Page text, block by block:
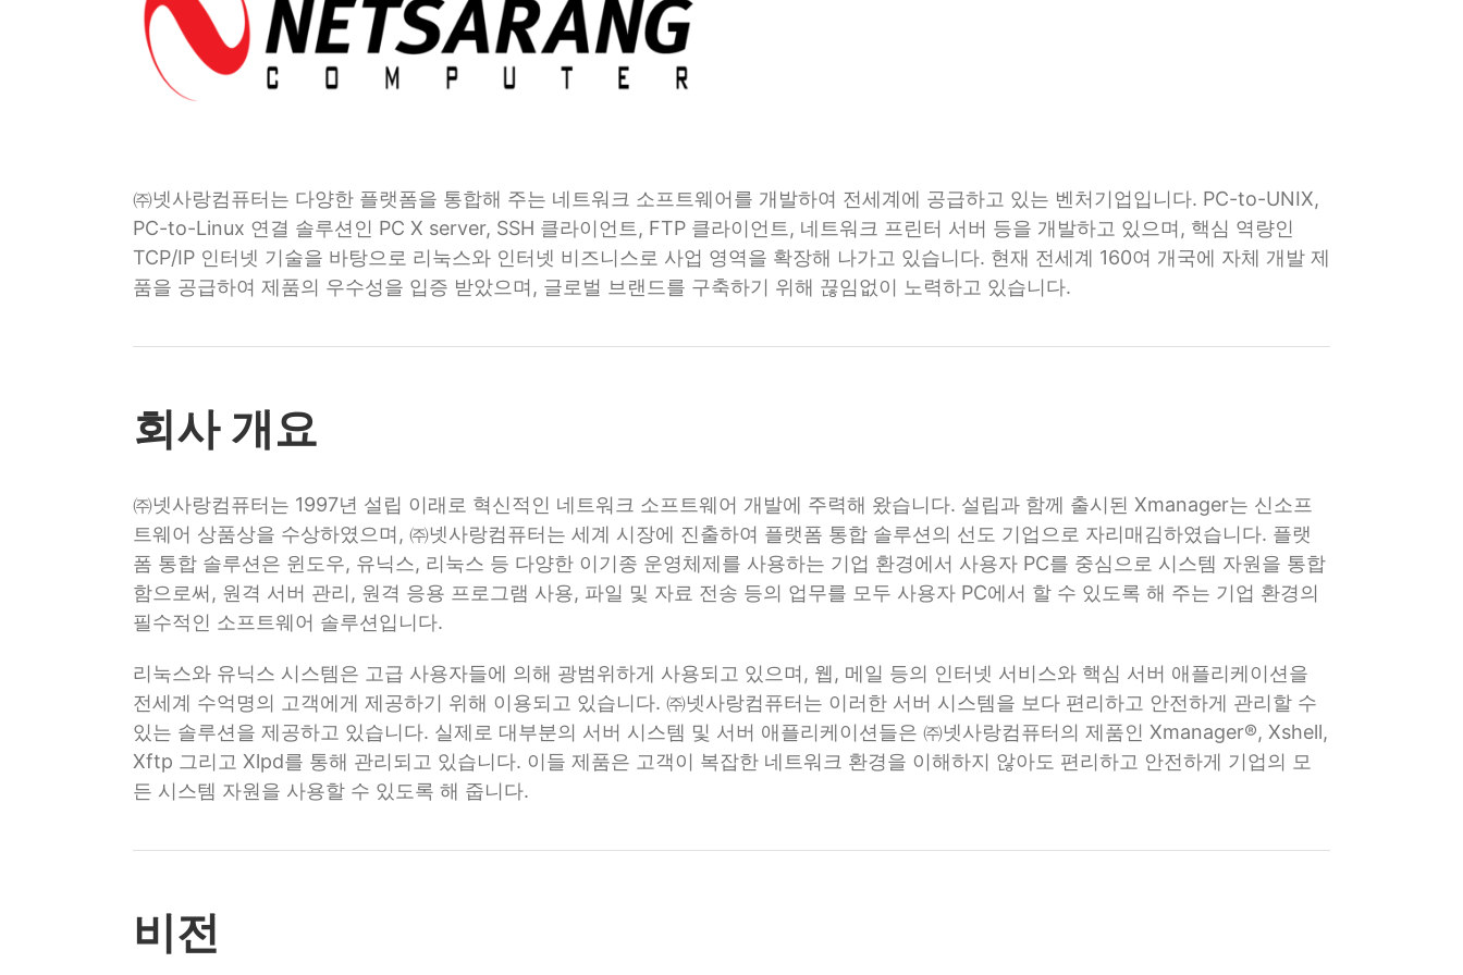
㈜넷사랑컴퓨터는 다양한 플랫폼을 통합해 주는 네트워크 소프트웨어를 개발하여 전세계에 공급하고 있는 벤처기업입니다. PC-to-UNIX,
PC-to-Linux 연결 솔루션인 PC X server, SSH 클라이언트, FTP 클라이언트, 네트워크 프린터 서버 등을 개발하고 있으며, 핵심 역량인
TCP/IP 인터넷 기술을 바탕으로 리눅스와 인터넷 비즈니스로 사업 영역을 확장해 나가고 있습니다. 현재 전세계 160여 개국에 자체 개발 제
품을 공급하여 제품의 우수성을 입증 받았으며, 글로벌 브랜드를 구축하기 위해 끊임없이 노력하고 있습니다.
회사 개요
㈜넷사랑컴퓨터는 1997년 설립 이래로 혁신적인 네트워크 소프트웨어 개발에 주력해 왔습니다. 설립과 함께 출시된 Xmanager는 신소프
트웨어 상품상을 수상하였으며, ㈜넷사랑컴퓨터는 세계 시장에 진출하여 플랫폼 통합 솔루션의 선도 기업으로 자리매김하였습니다. 플랫
폼 통합 솔루션은 윈도우, 유닉스, 리눅스 등 다양한 이기종 운영체제를 사용하는 기업 환경에서 사용자 PC를 중심으로 시스템 자원을 통합
함으로써, 원격 서버 관리, 원격 응용 프로그램 사용, 파일 및 자료 전송 등의 업무를 모두 사용자 PC에서 할 수 있도록 해 주는 기업 환경의
필수적인 소프트웨어 솔루션입니다.
리눅스와 유닉스 시스템은 고급 사용자들에 의해 광범위하게 사용되고 있으며, 웹, 메일 등의 인터넷 서비스와 핵심 서버 애플리케이션을
전세계 수억명의 고객에게 제공하기 위해 이용되고 있습니다. ㈜넷사랑컴퓨터는 이러한 서버 시스템을 보다 편리하고 안전하게 관리할 수
있는 솔루션을 제공하고 있습니다. 실제로 대부분의 서버 시스템 및 서버 애플리케이션들은 ㈜넷사랑컴퓨터의 제품인 Xmanager®, Xshell,
Xftp 그리고 Xlpd를 통해 관리되고 있습니다. 이들 제품은 고객이 복잡한 네트워크 환경을 이해하지 않아도 편리하고 안전하게 기업의 모
든 시스템 자원을 사용할 수 있도록 해 줍니다.
비전